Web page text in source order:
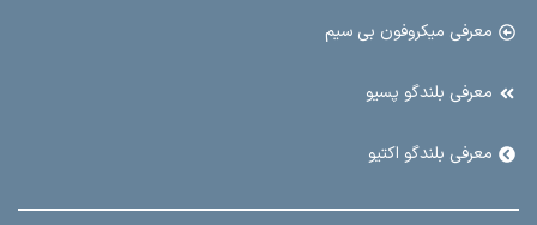
معرفی میکروفون بی سیم
معرفی بلندگو پسیو
معرفی بلندگو اکتیو